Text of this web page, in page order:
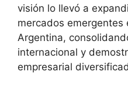
visión lo llevó a
mercados emergentes
Argentina,
internacional y
empresarial